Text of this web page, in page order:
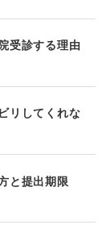
受診する理由
リしてくれな
と提出期限